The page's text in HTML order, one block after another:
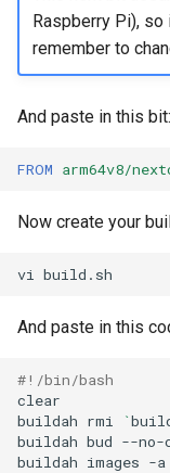
Raspberry Pi), so
remember to
And paste in this bit:
FROM arm64v8/
Now create your
vi
And paste in this
#!/bin/bash
clear
buildah rmi `
buildah bud --no-
buildah images